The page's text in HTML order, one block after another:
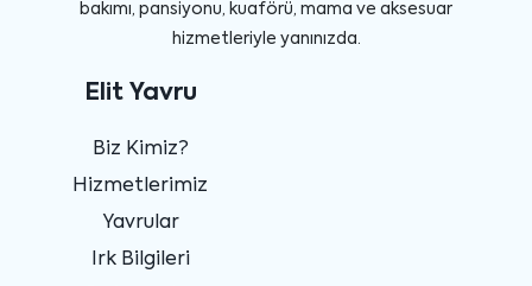
bakımı, pansiyonu, kuaförü, mama ve aksesuar
hizmetleriyle yanınızda.
Elit Yavru
Biz Kimiz?
Hizmetlerimiz
Yavrular
Irk Bilgileri